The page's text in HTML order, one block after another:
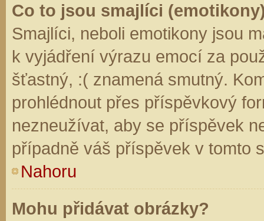
Co to jsou smajlíci
Smajlíci, neboli emotikony jsou
k vyjádření výrazu emocí za
šťastný, :( znamená smutný.
prohlédnout přes příspěvkový
nezneužívat, aby se příspěvek
případně váš příspěvek v tomto
Nahoru
Mohu přidávat obrázky?